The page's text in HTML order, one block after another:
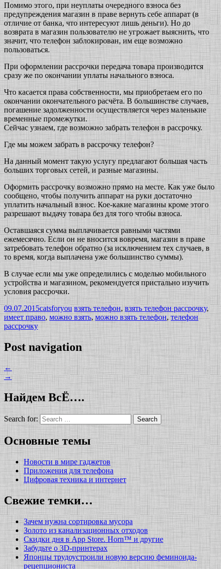
Помимо этого, при неуплаты очередного взноса без
предупреждения магазин в праве вернуть себе аппарат (в
отличие от банка, что интересуют лишь деньги). Но до
возврата в магазин пользователю не угрожает выяснить, что
значит, что телефон заблокирован, им еще возможно
пользоваться.
При оформлении рассрочки передача товара производится
сразу же по окончании уплаты начального взноса.
Что касается права собственности, мы приобретаем его по
окончании окончательного расчёта. В большинстве случаев,
погашение задолженности осуществляется через маленькие
временные промежутки.
Сейчас узнаем, где возможно забрать телефон в рассрочку.
Где мы можем забрать в рассрочку телефон?
На данный момент такую услугу предлагают большая часть
больших торговых сетей, и разные магазины.
Оформить рассрочку возможно прямо на месте. Как уже было
сообщено, чтобы получить аппарат на руки достаточно
уплатить начальный взнос. Кое-какие магазины кроме этого
разрешают выдачу товара без для того чтобы взноса.
Оставшаяся сумма выплачивается равными частями
ежемесячно. Если он не вносится вовремя, магазин в праве
затребовать телефон обратно (за исключением тех случаев, в
то время, когда выплачена уже большинство суммы).
В случае если мы уже определились с моделью мобильного
устройства и магазином, рекомендуется пристально изучить
условия рассрочки.
09.07.2015catsforyou взять телефон, взять телефон рассрочку,
имеет право,можно взять,можно взять телефон, телефон
рассрочку
Post navigation
←
→
Найдем ВсЁ….
Search for:
Основные темы
Новости в мире гаджетов
Приложения для телефона
Цифровая техника и интернет
Свежие темки…
Зачем нужна сортировка мусора
Золото из канализационных отходов
Скидки дня в App Store. Horn™ и другие
Забудьте о 3D-принтерах
Японцы трудоустроили новую версию феминоида-
рецепциониста